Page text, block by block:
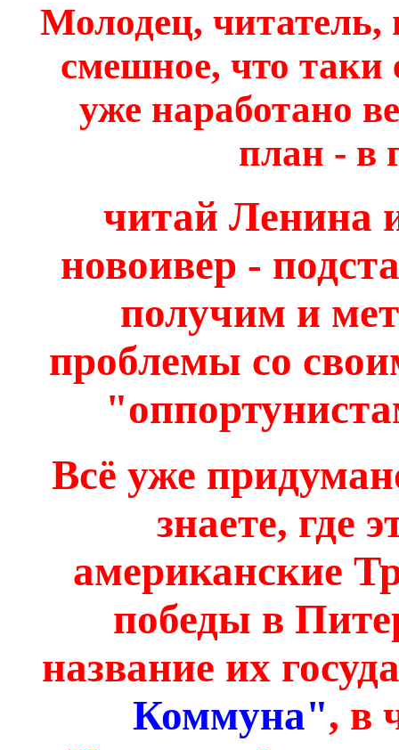
Молодец,
смешное, что таки
уже наработано
план - в
читай Ленина
новоивер -
получим и
проблемы со
Всё уже
знаете, где
американские
победы в
название их
Коммуна", в